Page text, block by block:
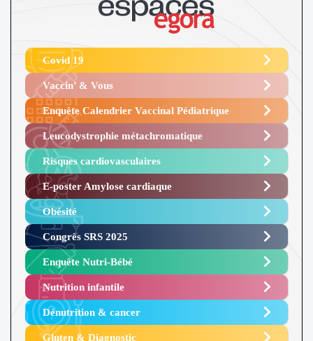
Covid 19
Vaccin’ & Vous
Enquête Calendrier Vaccinal Pédiatrique
Leucodystrophie métachromatique
Risques cardiovasculaires
E-poster Amylose cardiaque ​
Obésité ​
Congrès SRS 2025 ​
Enquête Nutri-Bébé ​
Nutrition infantile
Dénutrition & cancer
Gluten & Diagnostic